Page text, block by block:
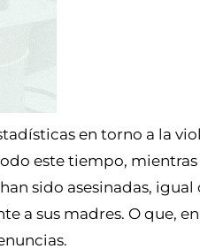
en torno a la
este tiempo, mientras
sido asesinadas, igual
a sus madres. O que,